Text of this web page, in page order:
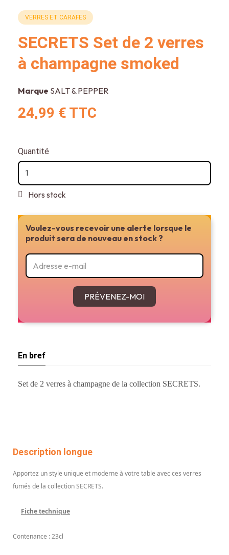
VERRES ET CARAFES
SECRETS Set de 2 verres
à champagne smoked
Marque SALT & PEPPER
24,99 € TTC
Quantité
Hors stock
Ajouter au panier ou réserver en magasin
Voulez-vous recevoir une alerte lorsque le
produit sera de nouveau en stock ?
PRÉVENEZ-MOI
En bref
Set de 2 verres à champagne de la collection SECRETS.
Description longue
Apportez un style unique et moderne à votre table avec ces verres
fumés de la collection SECRETS.
Fiche technique
Contenance : 23cl